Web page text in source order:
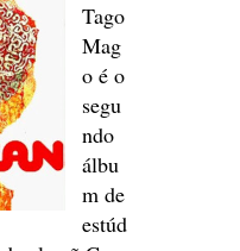
Tago
Mag
o é o
segu
ndo
álbu
m de
estúd